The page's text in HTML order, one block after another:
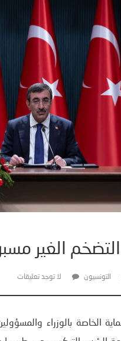
الغير
التونسيون لا توجد تعليقات
الخاصة بالوزراء